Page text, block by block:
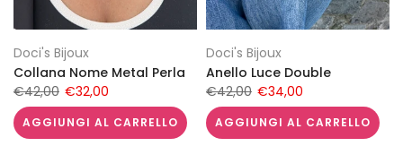
Doci's Bijoux
Collana Nome Metal Perla
€42,00 €32,00
AGGIUNGI AL CARRELLO
Doci's Bijoux
Anello Luce Double
€42,00 €34,00
AGGIUNGI AL CARRELLO